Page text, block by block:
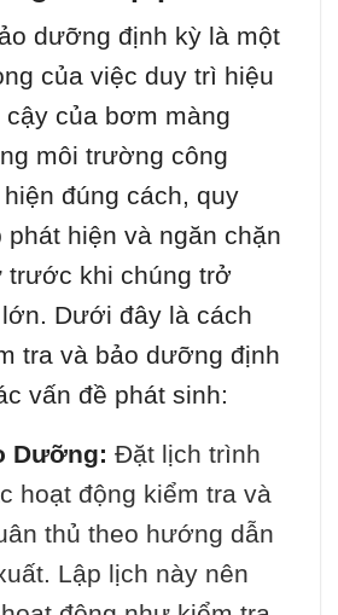
dưỡng định kỳ là một
của việc duy trì hiệu
của bơm màng
môi trường công
đúng cách, quy
hiện và ngăn chặn
trước khi chúng trở
Dưới đây là cách
tra và bảo dưỡng định
vấn đề phát sinh:
Dưỡng: Đặt lịch trình
hoạt động kiểm tra và
thủ theo hướng dẫn
Lập lịch này nên